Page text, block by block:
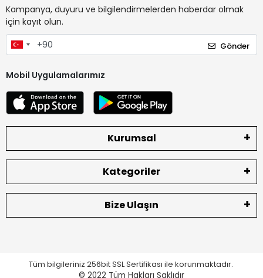
Kampanya, duyuru ve bilgilendirmelerden haberdar olmak
için kayıt olun.
Gönder
Mobil Uygulamalarımız
Kurumsal
Kategoriler
Bize Ulaşın
Tüm bilgileriniz 256bit SSL Sertifikası ile korunmaktadır.
© 2022 Tüm Hakları Saklıdır